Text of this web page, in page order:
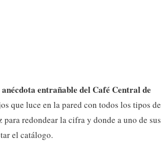
entrañable del Café Central de
que luce en la pared con todos los tipos de
redondear la cifra y donde a uno de sus
el catálogo.